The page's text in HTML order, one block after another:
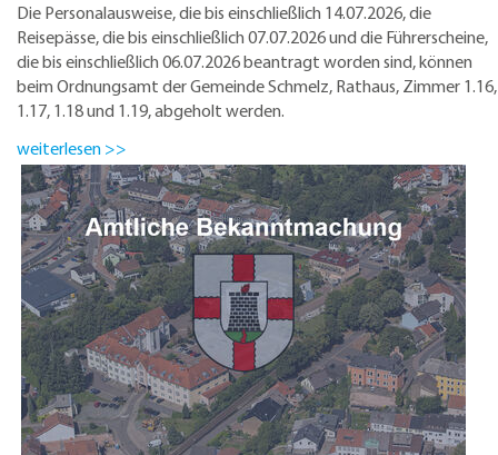
Die Personalausweise, die bis einschließlich 14.07.2026, die
Reisepässe, die bis einschließlich 07.07.2026 und die Führerscheine,
die bis einschließlich 06.07.2026 beantragt worden sind, können
beim Ordnungsamt der Gemeinde Schmelz, Rathaus, Zimmer 1.16,
1.17, 1.18 und 1.19, abgeholt werden.
weiterlesen >>